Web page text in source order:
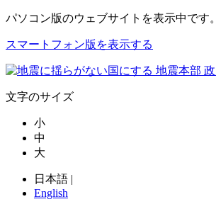
パソコン版のウェブサイトを表示中です。
スマートフォン版を表示する
文字のサイズ
小
中
大
日本語 |
English